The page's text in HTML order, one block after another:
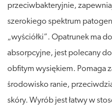
przeciwbakteryjnie,
szerokiego spektrum
„wyściółki”. Opatrunek ma
absorpcyjne, jest polecany
obfitym wysiękiem. Pomaga
środowisko ranie,
skóry. Wyrób jest łatwy w